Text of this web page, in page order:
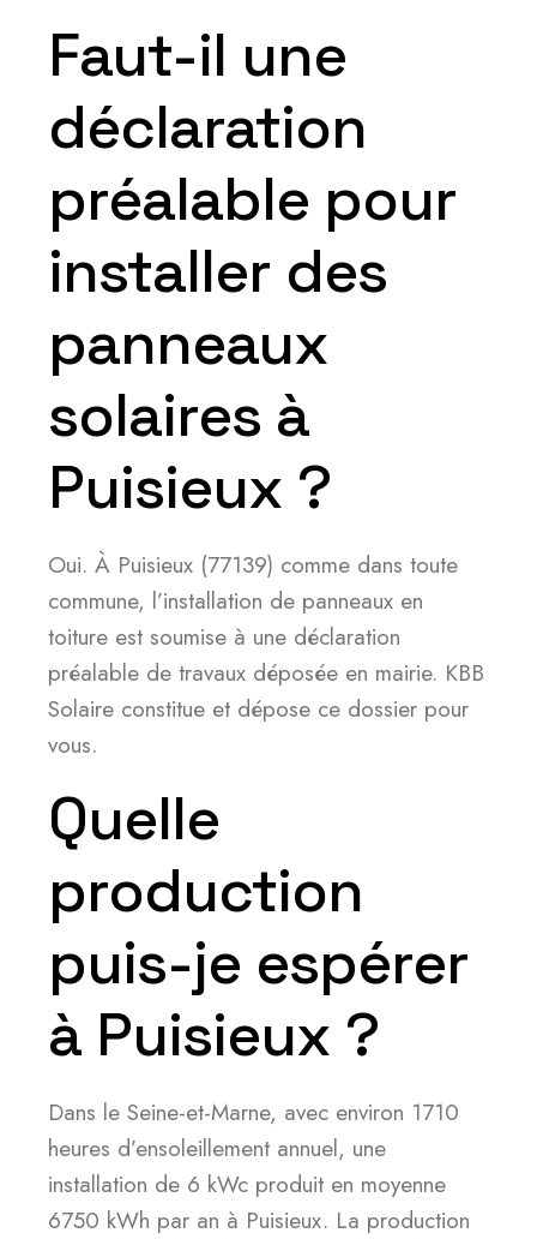
Faut-il une
déclaration
préalable pour
installer des
panneaux
solaires à
Puisieux ?
Oui. À Puisieux (77139) comme dans toute
commune, l’installation de panneaux en
toiture est soumise à une déclaration
préalable de travaux déposée en mairie. KBB
Solaire constitue et dépose ce dossier pour
vous.
Quelle
production
puis-je espérer
à Puisieux ?
Dans le Seine-et-Marne, avec environ 1710
heures d’ensoleillement annuel, une
installation de 6 kWc produit en moyenne
6750 kWh par an à Puisieux. La production